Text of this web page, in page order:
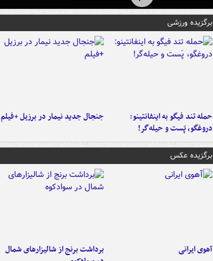
برگزیده ورزشی
حمله تند فیگو به اینفانتینو:
دروغگو، پَست‌ و حیله‌گر!
جنجال جدید نیمار در برزیل +فیلم
برگزیده عکس
آهوی ایرانی
برداشت برنج از شالیزارهای شمال